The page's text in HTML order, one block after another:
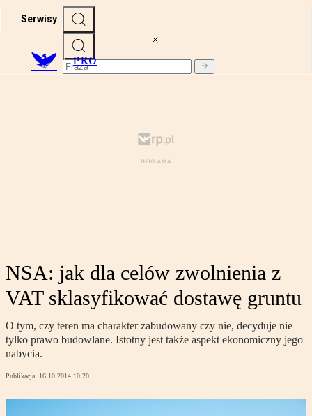
Serwisy
PRO
NSA: jak dla celów zwolnienia z
VAT sklasyfikować dostawę gruntu
O tym, czy teren ma charakter zabudowany czy nie, decyduje nie
tylko prawo budowlane. Istotny jest także aspekt ekonomiczny jego
nabycia.
Publikacja: 16.10.2014 10:20